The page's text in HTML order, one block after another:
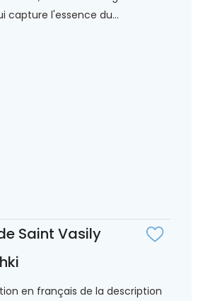
capture l'essence du...
Saint Vasily
en français de la description